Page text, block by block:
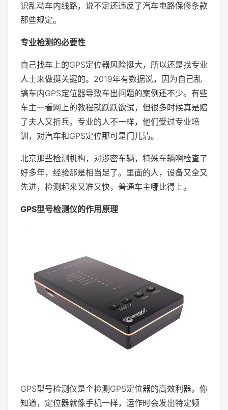
识乱动车内线路，说不定还违反了汽车电路保修条款
那些规定。
专业检测的必要性
自己找车上的GPS定位器风险挺大，所以还是找专业
人士来做挺关键的。2019年有数据说，因为自己乱
搞车内GPS定位器导致车出问题的案例还不少。有些
车主一看网上的教程就跃跃欲试，但很多时候真是赔
了夫人又折兵。专业的人不一样，他们受过专业培
训，对汽车和GPS定位那可是门儿清。
北京那些检测机构，对涉密车辆，特殊车辆啊检查了
好多年，经验那是相当足了。里面的人，设备又全又
先进，检测起来又准又快，普通车主哪比得上。
GPS型号检测仪的作用原理
GPS型号检测仪是个检测GPS定位器的高效利器。你
知道，定位器就像手机一样，运作时会发出特定频